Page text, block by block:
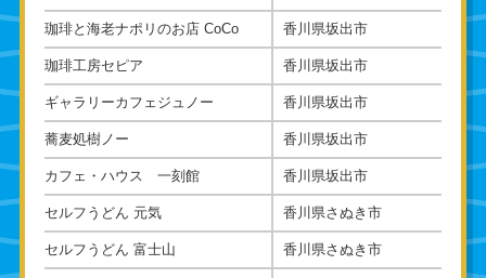
珈琲と海老ナポリのお店 CoCo 香川県坂出市
珈琲工房セピア 香川県坂出市
ギャラリーカフェジュノー 香川県坂出市
蕎麦処樹ノー 香川県坂出市
カフェ・ハウス 一刻館 香川県坂出市
セルフうどん 元気 香川県さぬき市
セルフうどん 富士山 香川県さぬき市